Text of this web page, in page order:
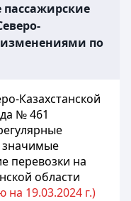
изменениями по
Казахстанской
№ 461
значимые
перевозки на
области
на 19.03.2024 г.)